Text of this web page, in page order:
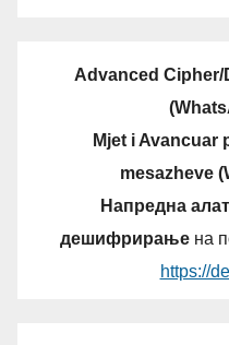
Advanced
Mjet i Avancuar
mesazheve
Напредна
дешифрирањена
https://